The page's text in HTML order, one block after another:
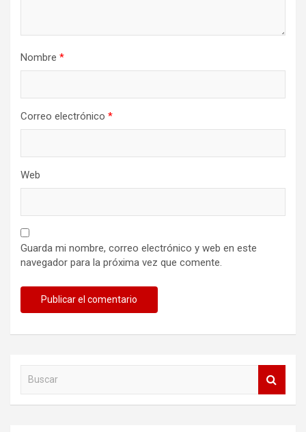
Nombre *
Correo electrónico *
Web
Guarda mi nombre, correo electrónico y web en este
navegador para la próxima vez que comente.